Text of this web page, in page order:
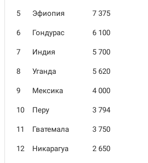
5 Эфиопия 7 375
6 Гондурас 6 100
7 Индия 5 700
8 Уганда 5 620
9 Мексика 4 000
10 Перу 3 794
11 Гватемала 3 750
12 Никарагуа 2 650